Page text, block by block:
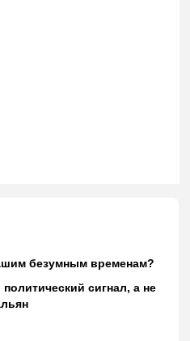
безумным временам?
сигнал, а не